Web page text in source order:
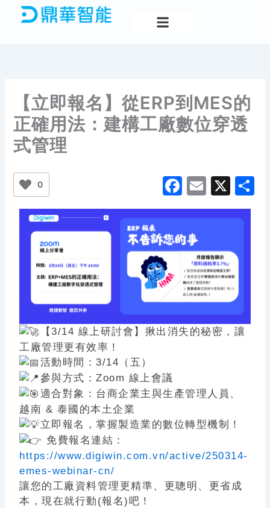
【立即報名】從ERP到MES的
正確用法：建構工廠數位穿透
式管理
F
a
c
e
b
o
o
k
E
m
ai
X S
0
【3/14 線上研討會】揪出消失的秘密，讓
工廠管理更有效率！
活動時間：3/14（五）
參與方式：Zoom 線上會議
適合對象：台商企業主與生產管理人員、
越南 & 泰國的本土企業
立即報名，掌握製造業的數位轉型機制！
免費報名連結：
https://www.digiwin.com.vn/active/250314-
emes-webinar-cn/
讓您的工廠資料管理更精準、更聰明、更省成
本，現在就行動(報名)吧！